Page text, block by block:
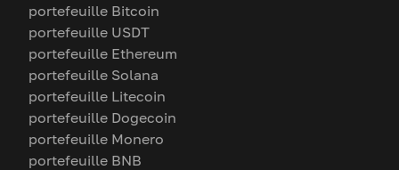
portefeuille Bitcoin
portefeuille USDT
portefeuille Ethereum
portefeuille Solana
portefeuille Litecoin
portefeuille Dogecoin
portefeuille Monero
portefeuille BNB